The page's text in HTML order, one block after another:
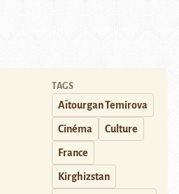
TAGS
Aïtourgan Temirova
Cinéma Culture
France
Kirghizstan